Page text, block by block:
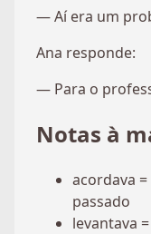
— Aí era um
Ana responde:
— Para o
Notas à
acordava
passado
levantava